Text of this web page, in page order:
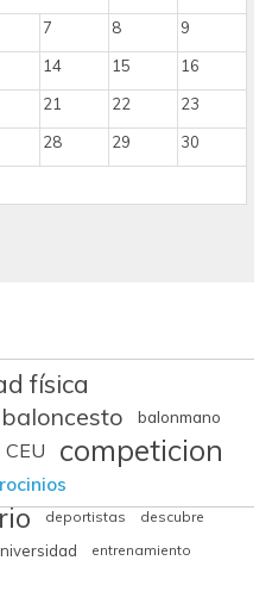
7 8
9
14 15
16
21 22
23
28 29
30
física
baloncesto balonmano
CEU competicion
deportistas descubre
entrenamiento